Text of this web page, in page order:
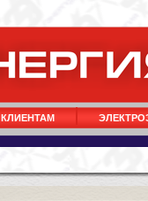
КЛИЕНТАМ